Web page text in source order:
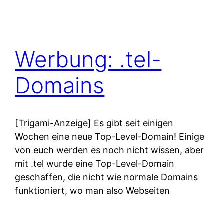
Werbung: .tel-
Domains
[Trigami-Anzeige] Es gibt seit einigen
Wochen eine neue Top-Level-Domain! Einige
von euch werden es noch nicht wissen, aber
mit .tel wurde eine Top-Level-Domain
geschaffen, die nicht wie normale Domains
funktioniert, wo man also Webseiten